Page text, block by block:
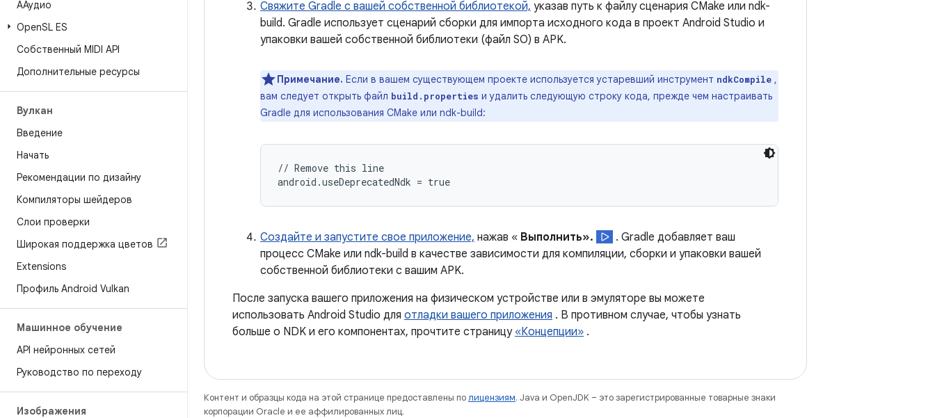
ААудио
OpenSL ES
Собственный MIDI API
Дополнительные ресурсы
Вулкан
Введение
Начать
Рекомендации по дизайну
Компиляторы шейдеров
Слои проверки
Широкая поддержка цветов
Extensions
Профиль Android Vulkan
Машинное обучение
API нейронных сетей
Руководство по переходу
Изображения
Свяжите Gradle с вашей собственной библиотекой, указав путь к файлу сценария CMake или ndk-
build. Gradle использует сценарий сборки для импорта исходного кода в проект Android Studio и
упаковки вашей собственной библиотеки (файл SO) в APK.
Примечание. Если в вашем существующем проекте используется устаревший инструмент ndkCompile ,
вам следует открыть файл build.properties и удалить следующую строку кода, прежде чем настраивать
Gradle для использования CMake или ndk-build:
// Remove this line
Создайте и запустите свое приложение, нажав « Выполнить».
. Gradle добавляет ваш
процесс CMake или ndk-build в качестве зависимости для компиляции, сборки и упаковки вашей
собственной библиотеки с вашим APK.
После запуска вашего приложения на физическом устройстве или в эмуляторе вы можете
использовать Android Studio для отладки вашего приложения . В противном случае, чтобы узнать
больше о NDK и его компонентах, прочтите страницу «Концепции» .
Контент и образцы кода на этой странице предоставлены полицензиям. Java и OpenJDK – это зарегистрированные товарные знаки
корпорации Oracle и ее аффилированных лиц.